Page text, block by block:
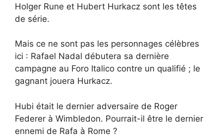
Holger Rune et Hubert Hurkacz sont les têtes
de série.
Mais ce ne sont pas les personnages célèbres
ici : Rafael Nadal débutera sa dernière
campagne au Foro Italico contre un qualifié ; le
gagnant jouera Hurkacz.
Hubi était le dernier adversaire de Roger
Federer à Wimbledon. Pourrait-il être le dernier
ennemi de Rafa à Rome ?